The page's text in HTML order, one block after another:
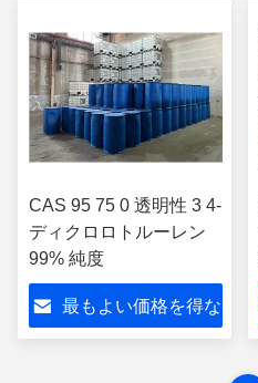
CAS 95 75 0 透明性 3 4-
ディクロロトルーレン
99% 純度
最もよい価格を得な